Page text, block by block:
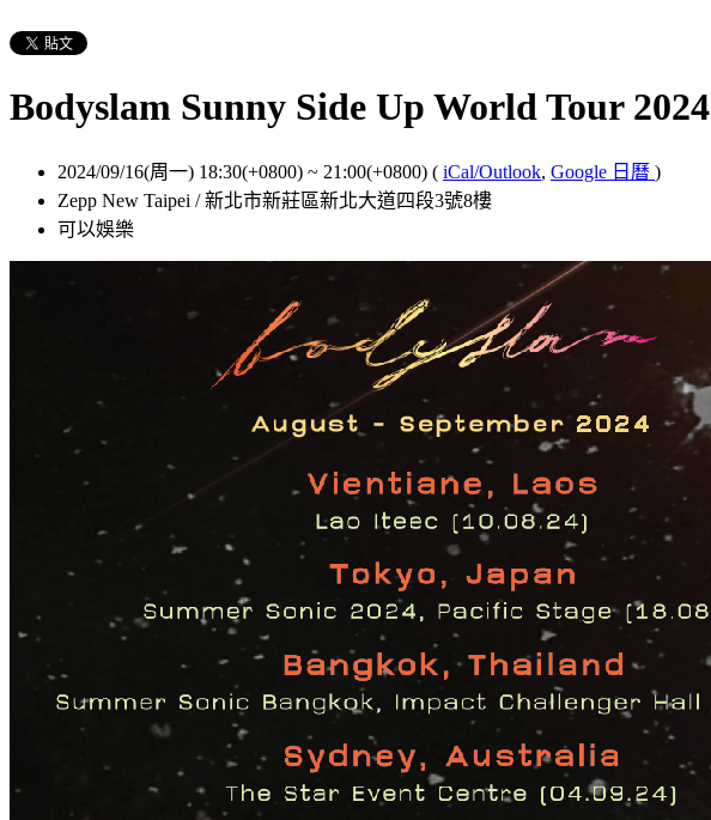
Bodyslam Sunny Side Up World Tour 2024
2024/09/16(周一) 18:30(+0800) ~ 21:00(+0800) ( iCal/Outlook, Google 日曆 )
Zepp New Taipei / 新北市新莊區新北大道四段3號8樓
可以娛樂